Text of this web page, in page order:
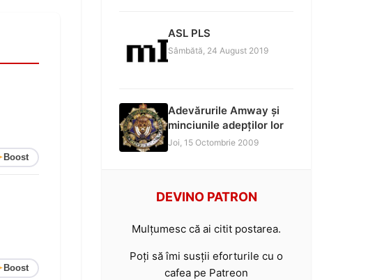
Boost
Boost
ASL PLS
Sâmbătă, 24 August 2019
Adevărurile Amway și
minciunile adepților lor
Joi, 15 Octombrie 2009
DEVINO PATRON
Mulțumesc că ai citit postarea.
Poți să îmi susții eforturile cu o
cafea pe Patreon